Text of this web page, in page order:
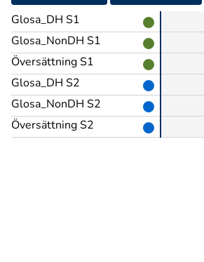
Glosa_DH S1
Glosa_NonDH S1
Översättning S1
Glosa_DH S2
Glosa_NonDH S2
Översättning S2